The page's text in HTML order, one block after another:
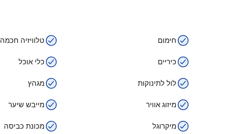
חימום טלוויזיה חכמה
כיריים כלי אוכל
לול לתינוקות מגהץ
מיזוג אוויר מייבש שיער
מיקרוגל מכונת כביסה